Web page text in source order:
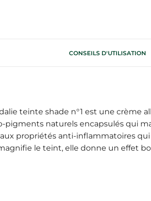
CONSEILS D'UTILISATION
teinte shade n°1 est une
pigments naturels encapsulés qui
propriétés anti-inflammatoires
le teint, elle donne un effet